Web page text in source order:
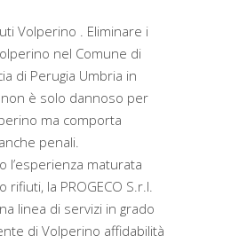
Volperino . Eliminare i
nel Comune di
di Perugia Umbria in
è solo dannoso per
ma comporta
penali.
l’esperienza maturata
rifiuti, la PROGECO S.r.l.
linea di servizi in grado
di Volperino affidabilità